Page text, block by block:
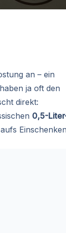
an – ein
ja oft den
direkt:
0,5-